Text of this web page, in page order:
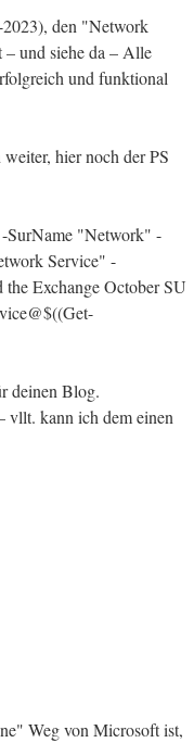
2023), den "Network
und siehe da – Alle
und funktional
hier noch der PS
"Network" -
Service" -
Exchange October SU
deinen Blog.
kann ich dem einen
Weg von Microsoft ist,